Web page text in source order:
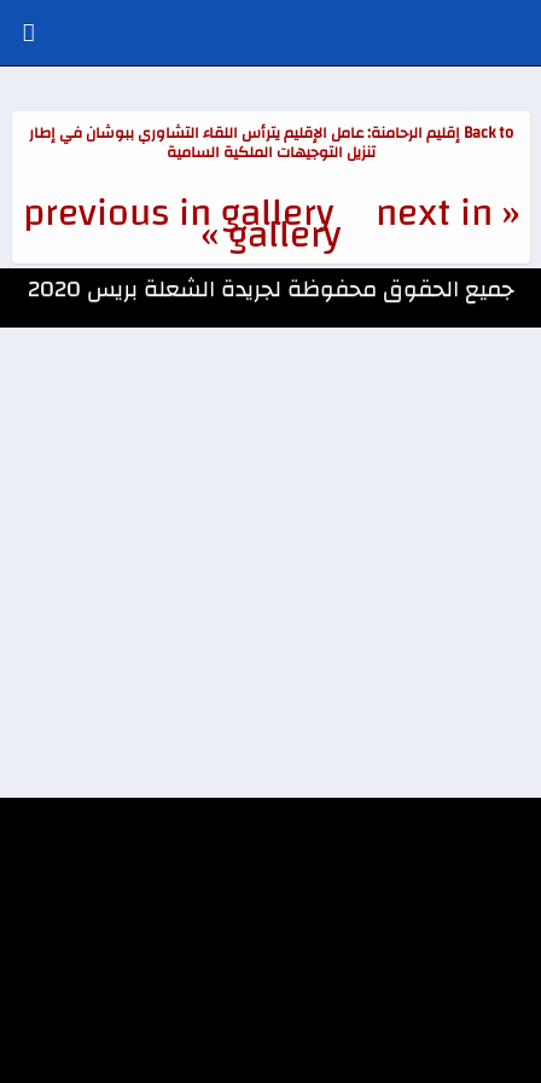
Back to إقليم الرحامنة: عامل الإقليم يترأس اللقاء التشاوري ببوشان في إطار
تنزيل التوجيهات الملكية السامية
« previous in gallery
next in
gallery »
جميع الحقوق محفوظة لجريدة الشعلة بريس 2020